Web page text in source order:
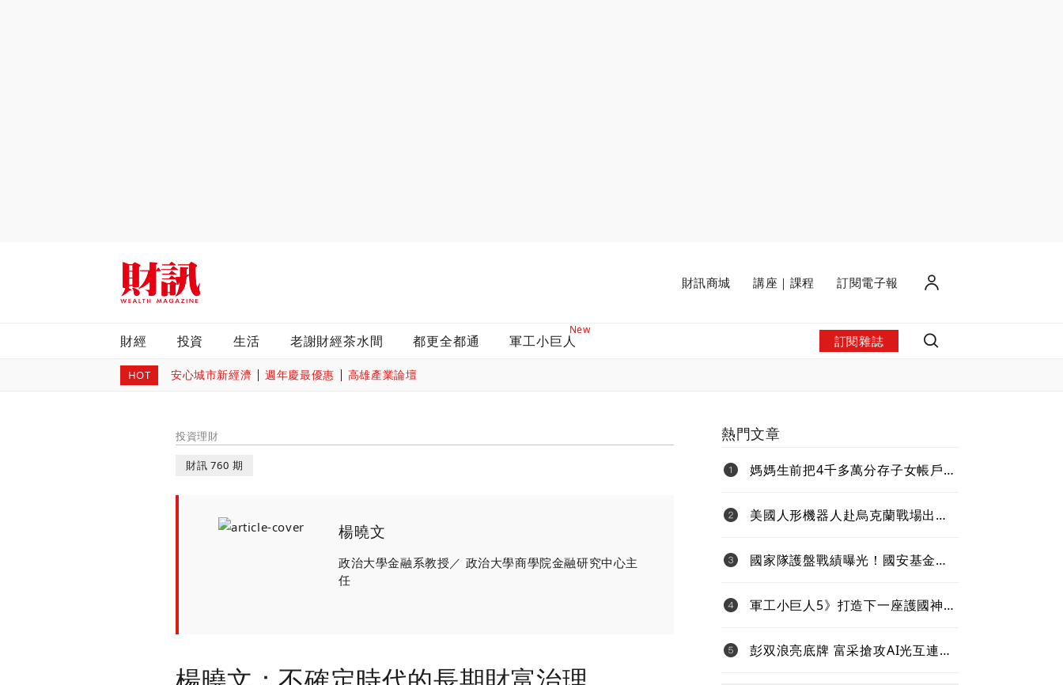
財訊商城 講座｜課程 訂閱電子報
財經 投資 生活 老謝財經茶水間 都更全都通
New
軍工小巨人 訂閱雜誌
HOT 安心城市新經濟 週年慶最優惠 高雄產業論壇
投資理財
財訊 760 期
楊曉文
政治大學金融系教授／ 政治大學商學院金融研究中心主
任
熱門文章
媽媽生前把4千多萬分存子女帳戶
美國人形機器人赴烏克蘭戰場出任
超微Ryzen AI嵌入式X100系列處理
器
國家隊護盤戰績曝光！國安基金
台積電狂賺76億
軍工小巨人5》打造下一座護國神
鏈
彭双浪亮底牌 富采搶攻AI光互連